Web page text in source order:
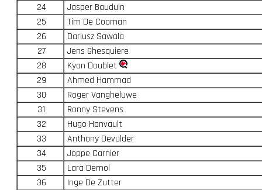
24
Jasper Bauduin
25
Tim De Cooman
26
Dariusz Sawala
27
Jens Ghesquiere
28
Kyan Doublet
29
Ahmed Hammad
30
Roger Vangheluwe
31
Ronny Stevens
32
Hugo Honvault
33
Anthony Devulder
34
Joppe Carnier
35
Lara Demol
36
Inge De Zutter